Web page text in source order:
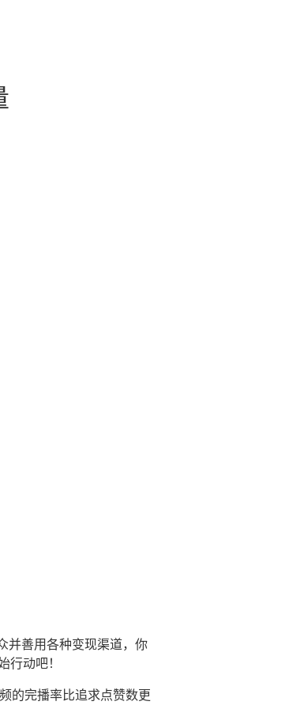
并善用各种变现渠道，你
行动吧！
的完播率比追求点赞数更